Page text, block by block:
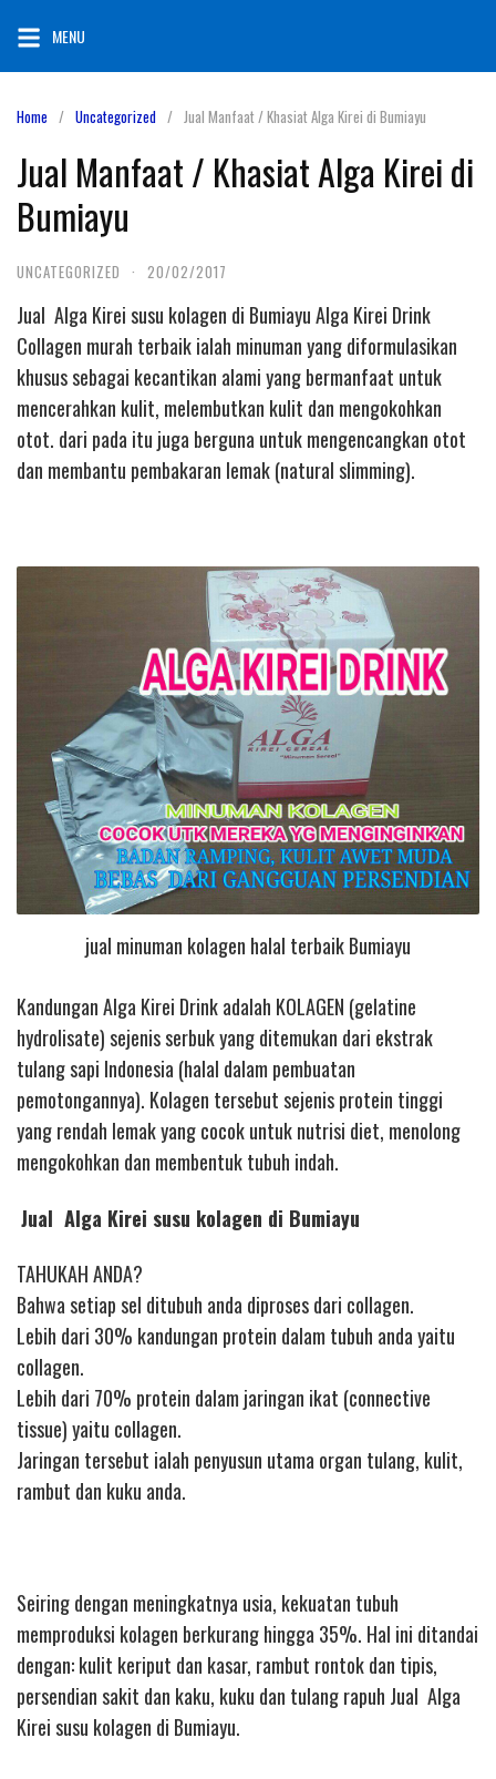
content
MENU
Home Uncategorized Jual Manfaat / Khasiat Alga Kirei di Bumiayu
Jual Manfaat / Khasiat Alga Kirei di
Bumiayu
UNCATEGORIZED · 20/02/2017
Jual Alga Kirei susu kolagen di Bumiayu Alga Kirei Drink
Collagen murah terbaik ialah minuman yang diformulasikan
khusus sebagai kecantikan alami yang bermanfaat untuk
mencerahkan kulit, melembutkan kulit dan mengokohkan
otot. dari pada itu juga berguna untuk mengencangkan otot
dan membantu pembakaran lemak (natural slimming).
jual minuman kolagen halal terbaik Bumiayu
Kandungan Alga Kirei Drink adalah KOLAGEN (gelatine
hydrolisate) sejenis serbuk yang ditemukan dari ekstrak
tulang sapi Indonesia (halal dalam pembuatan
pemotongannya). Kolagen tersebut sejenis protein tinggi
yang rendah lemak yang cocok untuk nutrisi diet, menolong
mengokohkan dan membentuk tubuh indah.
Jual Alga Kirei susu kolagen di Bumiayu
TAHUKAH ANDA?
Bahwa setiap sel ditubuh anda diproses dari collagen.
Lebih dari 30% kandungan protein dalam tubuh anda yaitu
collagen.
Lebih dari 70% protein dalam jaringan ikat (connective
tissue) yaitu collagen.
Jaringan tersebut ialah penyusun utama organ tulang, kulit,
rambut dan kuku anda.
Seiring dengan meningkatnya usia, kekuatan tubuh
memproduksi kolagen berkurang hingga 35%. Hal ini ditandai
dengan: kulit keriput dan kasar, rambut rontok dan tipis,
persendian sakit dan kaku, kuku dan tulang rapuh Jual Alga
Kirei susu kolagen di Bumiayu.